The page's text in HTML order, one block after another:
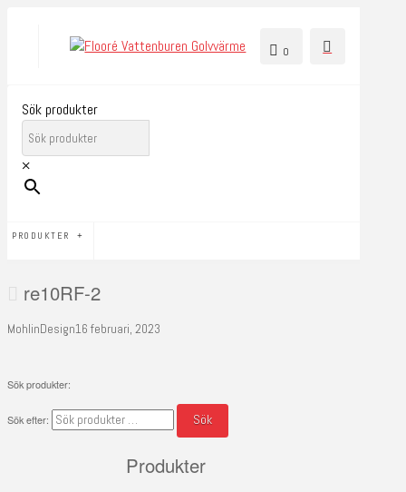
0
Sök produkter
×
PRODUKTER
re10RF-2
MohlinDesign16 februari, 2023
Sök produkter:
Sök efter: Sök
Produkter